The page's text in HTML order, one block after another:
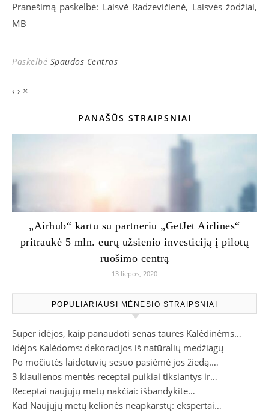
Pranešimą paskelbė: Laisvė Radzevičienė, Laisvės žodžiai,
MB
Paskelbė Spaudos Centras
‹ › ×
PANAŠŪS STRAIPSNIAI
„Airhub“ kartu su partneriu „GetJet Airlines“
pritraukė 5 mln. eurų užsienio investiciją į pilotų
ruošimo centrą
13 liepos, 2020
POPULIARIAUSI MĖNESIO STRAIPSNIAI
Super idėjos, kaip panaudoti senas taures Kalėdinėms…
Idėjos Kalėdoms: dekoracijos iš natūralių medžiagų
Po močiutės laidotuvių sesuo pasiėmė jos žiedą.…
3 kiaulienos mentės receptai puikiai tiksiantys ir…
Receptai naujųjų metų nakčiai: išbandykite…
Kad Naujųjų metų kelionės neapkarstų: ekspertai…